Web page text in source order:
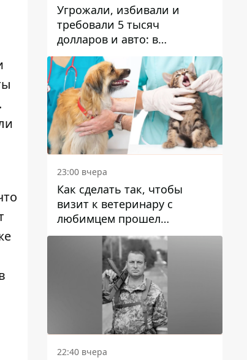
Угрожали, избивали и
требовали 5 тысяч
долларов и авто: в
Павлограде задержали двух
мужчин
23:00 вчера
Как сделать так, чтобы
визит к ветеринару с
любимцем прошел
спокойно: простые советы
22:40 вчера